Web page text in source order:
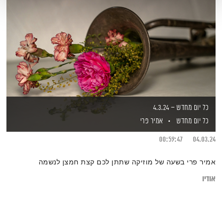
כל יום מחדש – 4.3.24
כל יום מחדש
אמיר פרי
04.03.24
00:59:47
אמיר פרי בשעה של מוזיקה שתתן לכם קצת חמצן לנשמה
אודיו